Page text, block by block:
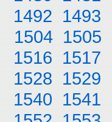
1492 1493
1504 1505
1516 1517
1528 1529
1540 1541